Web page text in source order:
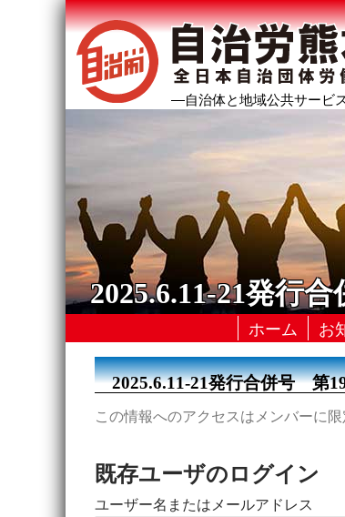
―自治体と地域公共サービ
2025.6.11-21発行
ホーム お
2025.6.11-21発行合併号 第
この情報へのアクセスはメンバーに
既存ユーザのログイン
ユーザー名またはメールアドレス